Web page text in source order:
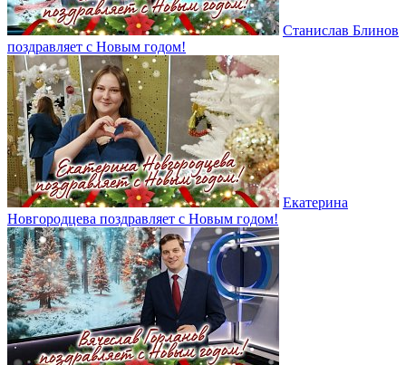
Станислав Блинов
поздравляет с Новым годом!
Екатерина
Новгородцева поздравляет с Новым годом!